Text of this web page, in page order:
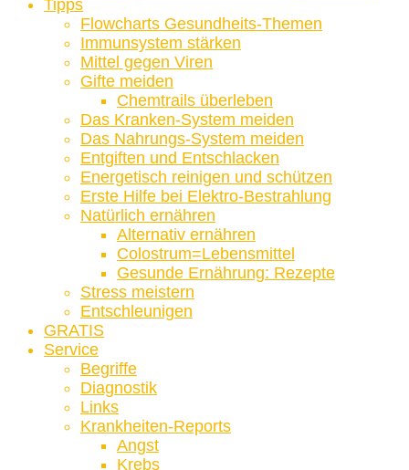
Tipps
Flowcharts Gesundheits-Themen
Immunsystem stärken
Mittel gegen Viren
Gifte meiden
Chemtrails überleben
Das Kranken-System meiden
Das Nahrungs-System meiden
Entgiften und Entschlacken
Energetisch reinigen und schützen
Erste Hilfe bei Elektro-Bestrahlung
Natürlich ernähren
Alternativ ernähren
Colostrum=Lebensmittel
Gesunde Ernährung: Rezepte
Stress meistern
Entschleunigen
GRATIS
Service
Begriffe
Diagnostik
Links
Krankheiten-Reports
Angst
Krebs